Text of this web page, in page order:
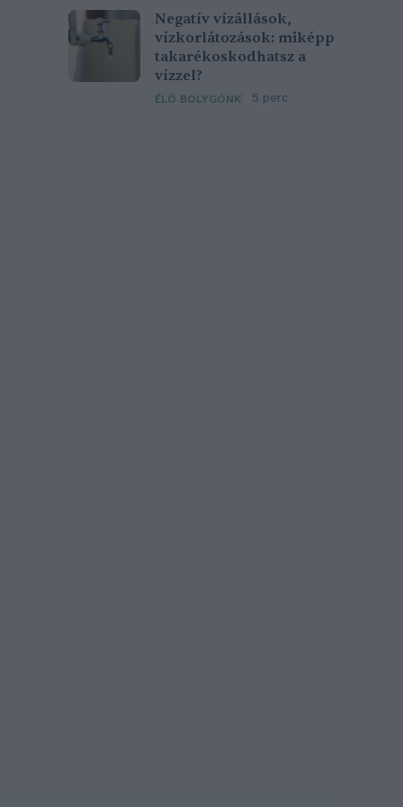
Negatív vízállások,
vízkorlátozások: miképp
takarékoskodhatsz a
vízzel?
ÉLŐ BOLYGÓNK 5 perc